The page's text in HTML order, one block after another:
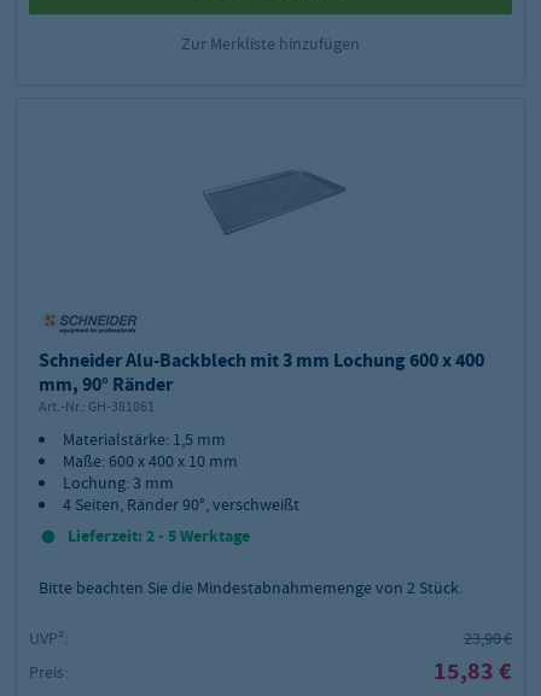
Zur Merkliste hinzufügen
Schneider Alu-Backblech mit 3 mm Lochung 600 x 400
mm, 90° Ränder
Art.-Nr.: GH-381061
Materialstärke: 1,5 mm
Maße: 600 x 400 x 10 mm
Lochung: 3 mm
4 Seiten, Ränder 90°, verschweißt
Lieferzeit: 2 - 5 Werktage
Bitte beachten Sie die Mindestabnahmemenge von 2 Stück.
UVP²:
23,90 €
Preis:
15,83 €